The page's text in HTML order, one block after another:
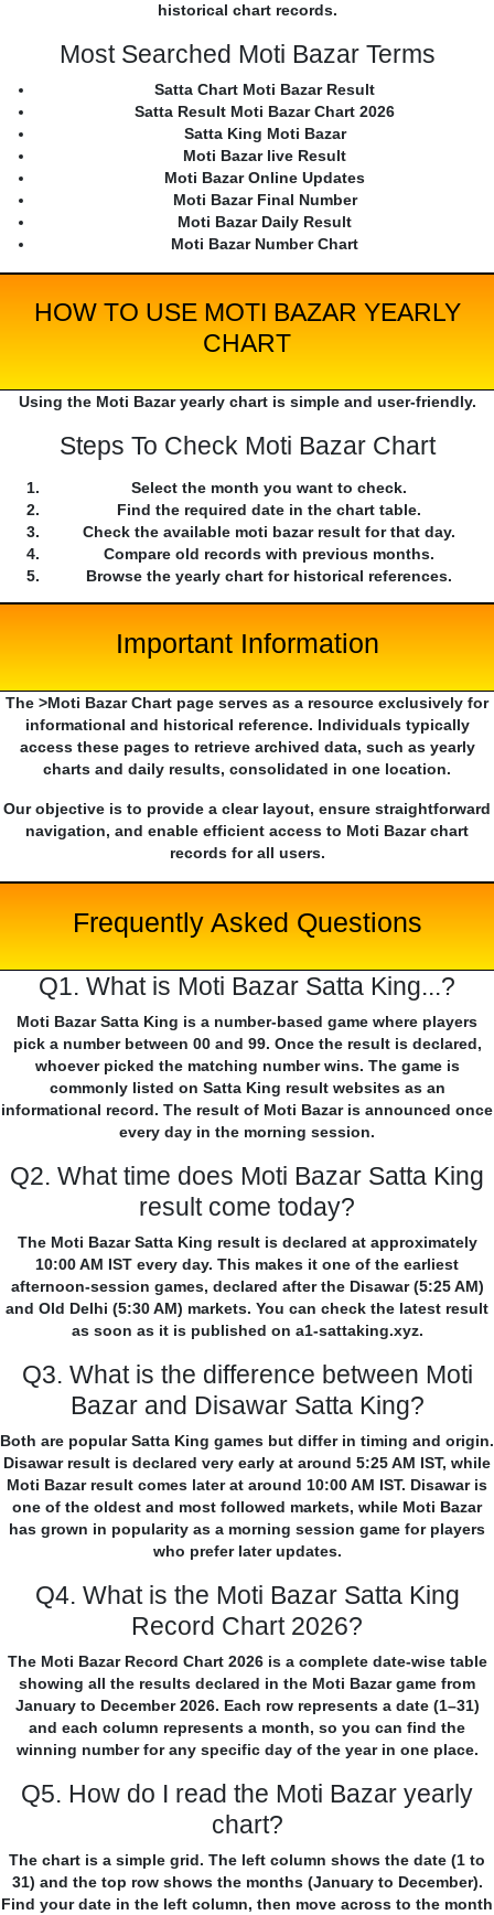
historical chart records.
Most Searched Moti Bazar Terms
Satta Chart Moti Bazar Result
Satta Result Moti Bazar Chart 2026
Satta King Moti Bazar
Moti Bazar live Result
Moti Bazar Online Updates
Moti Bazar Final Number
Moti Bazar Daily Result
Moti Bazar Number Chart
HOW TO USE MOTI BAZAR YEARLY
CHART
Using the Moti Bazar yearly chart is simple and user-friendly.
Steps To Check Moti Bazar Chart
Select the month you want to check.
Find the required date in the chart table.
Check the available moti bazar result for that day.
Compare old records with previous months.
Browse the yearly chart for historical references.
Important Information
The >Moti Bazar Chart page serves as a resource exclusively for
informational and historical reference. Individuals typically
access these pages to retrieve archived data, such as yearly
charts and daily results, consolidated in one location.
Our objective is to provide a clear layout, ensure straightforward
navigation, and enable efficient access to Moti Bazar chart
records for all users.
Frequently Asked Questions
Q1. What is Moti Bazar Satta King...?
Moti Bazar Satta King is a number-based game where players
pick a number between 00 and 99. Once the result is declared,
whoever picked the matching number wins. The game is
commonly listed on Satta King result websites as an
informational record. The result of Moti Bazar is announced once
every day in the morning session.
Q2. What time does Moti Bazar Satta King
result come today?
The Moti Bazar Satta King result is declared at approximately
10:00 AM IST every day. This makes it one of the earliest
afternoon-session games, declared after the Disawar (5:25 AM)
and Old Delhi (5:30 AM) markets. You can check the latest result
as soon as it is published on a1-sattaking.xyz.
Q3. What is the difference between Moti
Bazar and Disawar Satta King?
Both are popular Satta King games but differ in timing and origin.
Disawar result is declared very early at around 5:25 AM IST, while
Moti Bazar result comes later at around 10:00 AM IST. Disawar is
one of the oldest and most followed markets, while Moti Bazar
has grown in popularity as a morning session game for players
who prefer later updates.
Q4. What is the Moti Bazar Satta King
Record Chart 2026?
The Moti Bazar Record Chart 2026 is a complete date-wise table
showing all the results declared in the Moti Bazar game from
January to December 2026. Each row represents a date (1–31)
and each column represents a month, so you can find the
winning number for any specific day of the year in one place.
Q5. How do I read the Moti Bazar yearly
chart?
The chart is a simple grid. The left column shows the date (1 to
31) and the top row shows the months (January to December).
Find your date in the left column, then move across to the month